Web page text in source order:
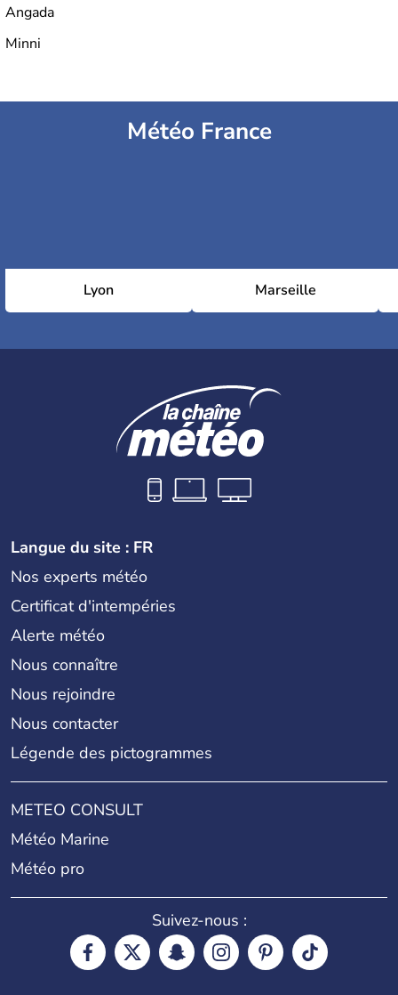
Angada
Minni
Météo France
Lyon Marseille
Langue du site : FR
Nos experts météo
Certificat d'intempéries
Alerte météo
Nous connaître
Nous rejoindre
Nous contacter
Légende des pictogrammes
METEO CONSULT
Météo Marine
Météo pro
Suivez-nous :